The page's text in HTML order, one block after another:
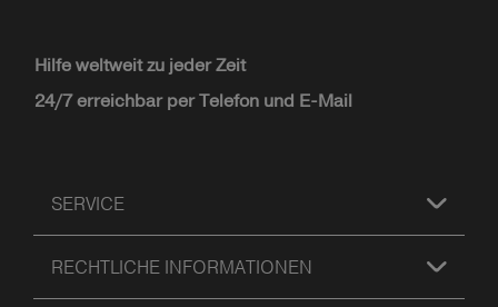
Hilfe weltweit zu jeder Zeit
24/7 erreichbar per Telefon und E-Mail
SERVICE
RECHTLICHE INFORMATIONEN